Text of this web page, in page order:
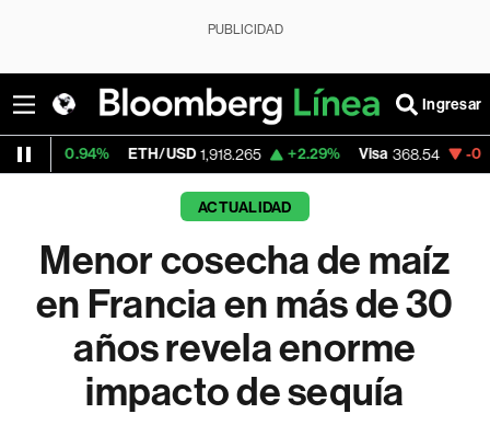
PUBLICIDAD
Ingresar
ETH/USD 1,918.265 +2.29% Visa 368.54 -0.28%
ACTUALIDAD
Menor cosecha de maíz
en Francia en más de 30
años revela enorme
impacto de sequía